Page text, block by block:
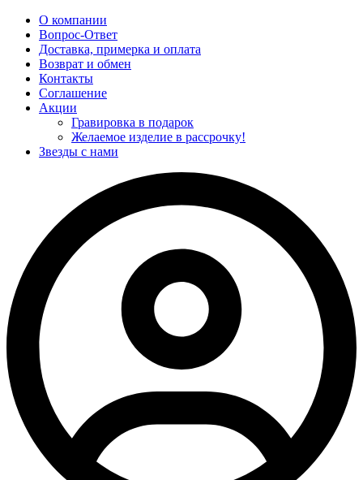
О компании
Вопрос-Ответ
Доставка, примерка и оплата
Возврат и обмен
Контакты
Соглашение
Акции
Гравировка в подарок
Желаемое изделие в рассрочку!
Звезды с нами